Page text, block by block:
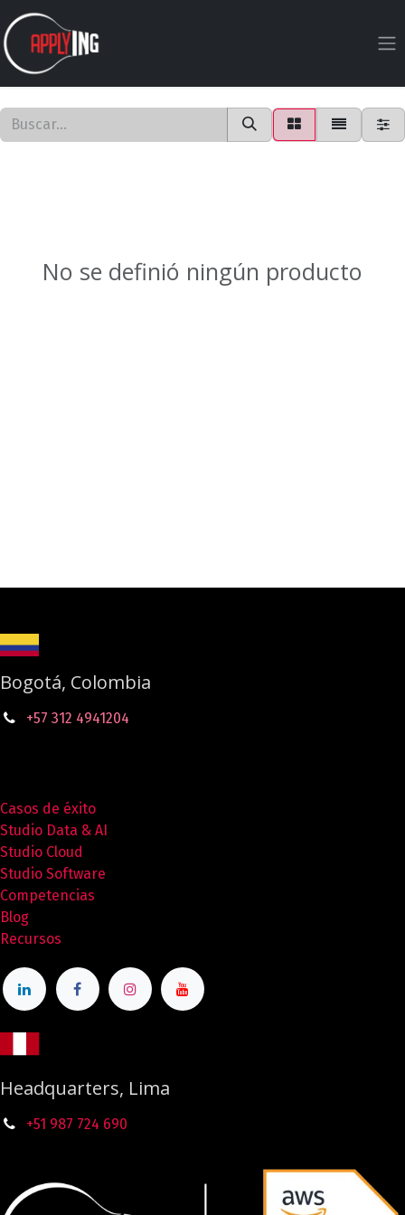
Ir al contenido
No se definió ningún producto
Bogotá, Colombia
+57 312 4941204
Casos de éxito
Studio Data & AI
Studio Cloud
Studio Software
Competencias
Blog
Recursos
Headquarters, Lima
+51 987 724 690